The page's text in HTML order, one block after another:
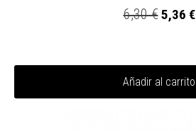
6,30 €5,36 €
Añadir al carrito